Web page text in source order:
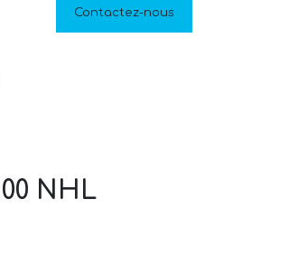
Piscines naturelles
Contactez-nous
NHL